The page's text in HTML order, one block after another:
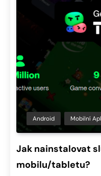
Android Mobilní
Jak nainstalovat
mobilu/tabletu?